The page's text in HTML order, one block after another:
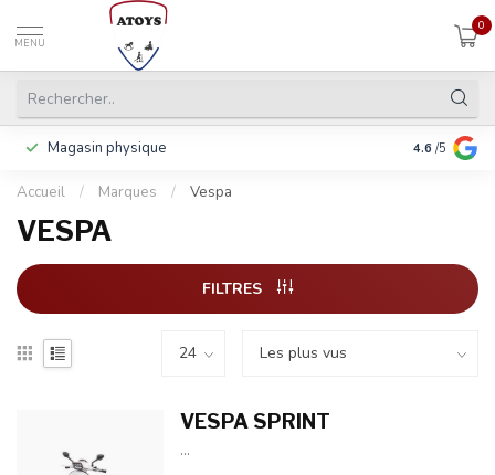
MENU
0
Magasin physique Y compris
4.6 /5
Accueil / Marques / Vespa
VESPA
FILTRES
VESPA SPRINT
...